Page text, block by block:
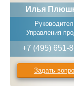
Илья
Управления
+7 (495) 651-
Задать